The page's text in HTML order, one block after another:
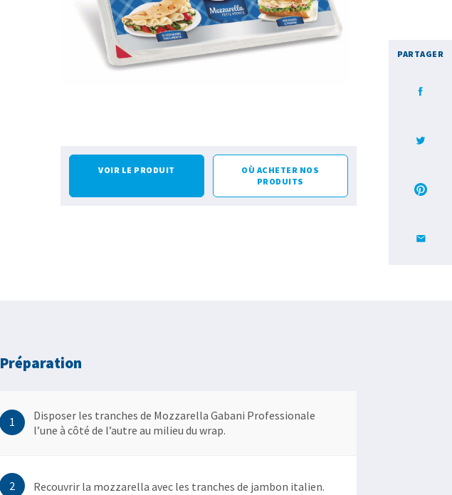
VOIR LE PRODUIT
OÙ ACHETER NOS
PRODUITS
PARTAGER
Préparation
1
Disposer les tranches de Mozzarella Gabani Professionale
l’une à côté de l’autre au milieu du wrap.
2 Recouvrir la mozzarella avec les tranches de jambon italien.